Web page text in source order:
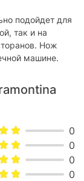
подойдет для
так и на
Нож
машине.
0
0
0
0